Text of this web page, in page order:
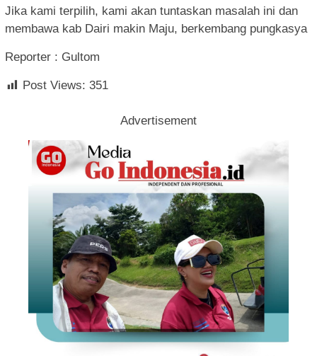
Jika kami terpilih, kami akan tuntaskan masalah ini dan
membawa kab Dairi makin Maju, berkembang pungkasya
Reporter : Gultom
Post Views: 351
Advertisement